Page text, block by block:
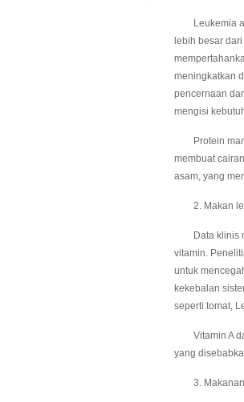
Leukemia
lebih besar
meningkatkan
pencernaan
mengisi
Protein
membuat
asam, yang
2. Makan
Data klinis
vitamin.
untuk
kekebalan
seperti tomat,
Vitamin A
yang
3. Makanan